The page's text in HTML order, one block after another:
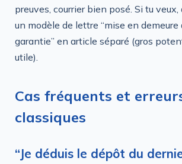
preuves, courrier bien posé. Si tu
un modèle de lettre “mise en demeure
garantie” en article séparé (gros
utile).
Cas fréquents et
classiques
“Je déduis le dépôt du